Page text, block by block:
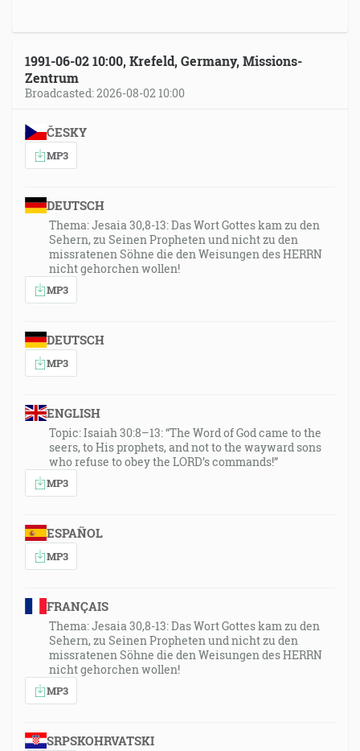
1991-06-02 10:00, Krefeld, Germany, Missions-
Zentrum
Broadcasted: 2026-08-02 10:00
ČESKY
MP3
DEUTSCH
Thema: Jesaia 30,8-13: Das Wort Gottes kam zu den
Sehern, zu Seinen Propheten und nicht zu den
missratenen Söhne die den Weisungen des HERRN
nicht gehorchen wollen!
MP3
DEUTSCH
MP3
ENGLISH
Topic: Isaiah 30:8–13: “The Word of God came to the
seers, to His prophets, and not to the wayward sons
who refuse to obey the LORD’s commands!”
MP3
ESPAÑOL
MP3
FRANÇAIS
Thema: Jesaia 30,8-13: Das Wort Gottes kam zu den
Sehern, zu Seinen Propheten und nicht zu den
missratenen Söhne die den Weisungen des HERRN
nicht gehorchen wollen!
MP3
SRPSKOHRVATSKI